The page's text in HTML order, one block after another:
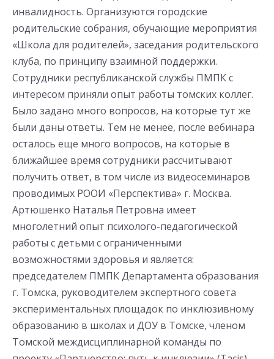
инвалидность. Организуются городские
родительские собрания, обучающие мероприятия
«Школа для родителей», заседания родительского
клуба, по принципу взаимной поддержки.
Сотрудники республиканской службы ПМПК с
интересом приняли опыт работы томских коллег.
Было задано много вопросов, на которые тут же
были даны ответы. Тем не менее, после вебинара
осталось еще много вопросов, на которые в
ближайшее время сотрудники рассчитывают
получить ответ, в том числе из видеосеминаров
проводимых РООИ «Перспектива» г. Москва.
Артюшенко Наталья Петровна имеет
многолетний опыт психолого-педагогической
работы с детьми с ограниченными
возможностями здоровья и является:
председателем ПМПК Департамента образования
г. Томска, руководителем экспертного совета
экспериментальных площадок по инклюзивному
образованию в школах и ДОУ в Томске, членом
Томской междисциплинарной команды по